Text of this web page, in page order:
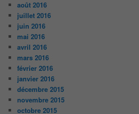
août 2016
juillet 2016
juin 2016
mai 2016
avril 2016
mars 2016
février 2016
janvier 2016
décembre 2015
novembre 2015
octobre 2015